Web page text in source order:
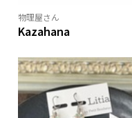
物理屋さん
Kazahana